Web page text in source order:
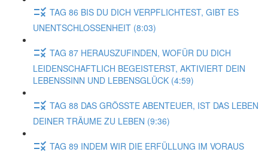
TAG 86 BIS DU DICH VERPFLICHTEST, GIBT ES
UNENTSCHLOSSENHEIT (8:03)
TAG 87 HERAUSZUFINDEN, WOFÜR DU DICH
LEIDENSCHAFTLICH BEGEISTERST, AKTIVIERT DEIN
LEBENSSINN UND LEBENSGLÜCK (4:59)
TAG 88 DAS GRÖSSTE ABENTEUER, IST DAS LEBEN
DEINER TRÄUME ZU LEBEN (9:36)
TAG 89 INDEM WIR DIE ERFÜLLUNG IM VORAUS